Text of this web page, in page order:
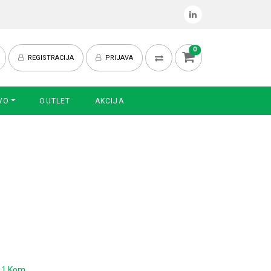
REGISTRACIJA PRIJAVA
0
OUTLET AKCIJA